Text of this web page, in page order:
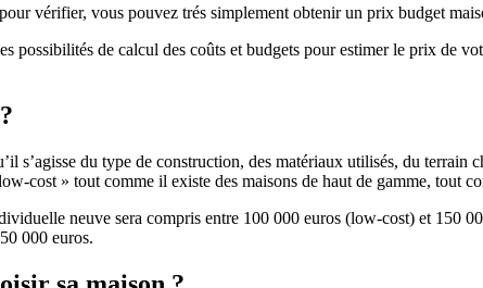
vérifier, vous pouvez trés simplement obtenir un prix budget
possibilités de calcul des coûts et budgets pour estimer le prix de
s’agisse du type de construction, des matériaux utilisés, du
cost » tout comme il existe des maisons de haut de gamme, tout
neuve sera compris entre 100 000 euros (low-cost) et 150
000 euros.